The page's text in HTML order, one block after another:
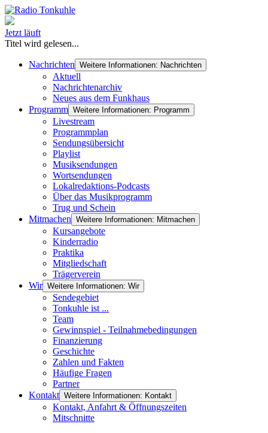
Jetzt läuft
Titel wird gelesen...
Nachrichten Weitere Informationen: Nachrichten
Aktuell
Nachrichtenarchiv
Neues aus dem Funkhaus
Programm Weitere Informationen: Programm
Livestream
Programmplan
Sendungsübersicht
Playlist
Musiksendungen
Wortsendungen
Lokalredaktions-Podcasts
Über das Musikprogramm
Trug und Schein
Mitmachen Weitere Informationen: Mitmachen
Kursangebote
Kinderradio
Praktika
Mitgliedschaft
Trägerverein
Wir Weitere Informationen: Wir
Sendegebiet
Tonkuhle ist ...
Team
Gewinnspiel - Teilnahmebedingungen
Finanzierung
Geschichte
Zahlen und Fakten
Häufige Fragen
Partner
Kontakt Weitere Informationen: Kontakt
Kontakt, Anfahrt & Öffnungszeiten
Mitschnitte